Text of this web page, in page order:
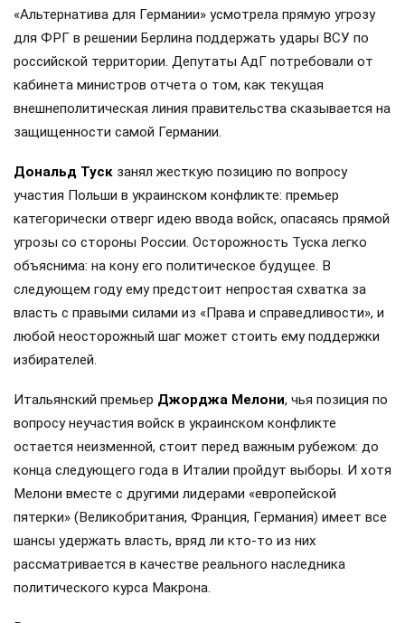
«Альтернатива для Германии» усмотрела прямую угрозу
для ФРГ в решении Берлина поддержать удары ВСУ по
российской территории. Депутаты АдГ потребовали от
кабинета министров отчета о том, как текущая
внешнеполитическая линия правительства сказывается на
защищенности самой Германии.
Дональд Туск занял жесткую позицию по вопросу
участия Польши в украинском конфликте: премьер
категорически отверг идею ввода войск, опасаясь прямой
угрозы со стороны России. Осторожность Туска легко
объяснима: на кону его политическое будущее. В
следующем году ему предстоит непростая схватка за
власть с правыми силами из «Права и справедливости», и
любой неосторожный шаг может стоить ему поддержки
избирателей.
Итальянский премьер Джорджа Мелони, чья позиция по
вопросу неучастия войск в украинском конфликте
остается неизменной, стоит перед важным рубежом: до
конца следующего года в Италии пройдут выборы. И хотя
Мелони вместе с другими лидерами «европейской
пятерки» (Великобритания, Франция, Германия) имеет все
шансы удержать власть, вряд ли кто-то из них
рассматривается в качестве реального наследника
политического курса Макрона.